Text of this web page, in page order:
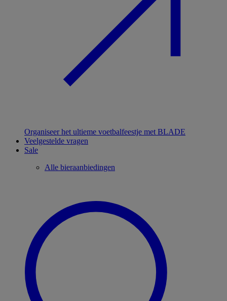
Organiseer het ultieme voetbalfeestje met BLADE
Veelgestelde vragen
Sale
Alle bieraanbiedingen